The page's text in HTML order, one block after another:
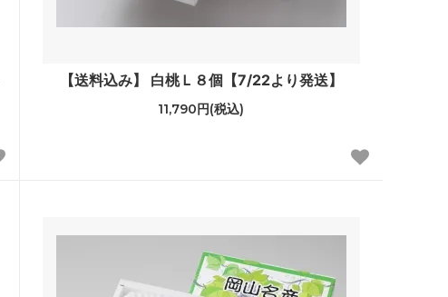
【送料込み】 白桃Ｌ８個【7/22より発送】
11,790円(税込)